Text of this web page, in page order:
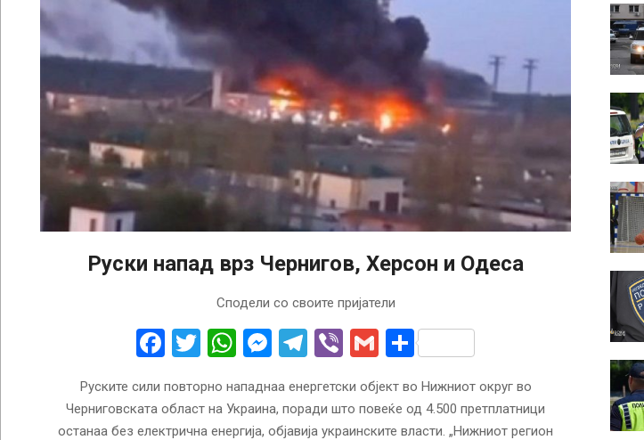
Руски напад врз Чернигов, Херсон и Одеса
Сподели со своите пријатели
Facebook
Twitter
WhatsApp
Messenger
Telegram
ViberGmailShare
Руските сили повторно нападнаа енергетски објект во Нижниот округ во
Черниговската област на Украина, поради што повеќе од 4.500 претплатници
останаа без електрична енергија, објавија украинските власти. „Нижниот регион